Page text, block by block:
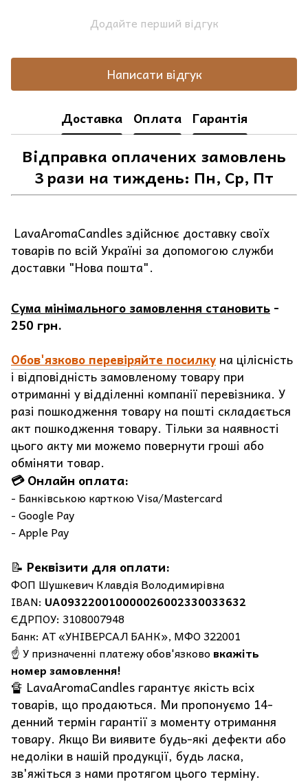
Додайте перший відгук
Написати відгук
Доставка Оплата Гарантія
Відправка оплачених замовлень
3 рази на тиждень: Пн, Ср, Пт
LavaAromaCandles здійснює доставку своїх
товарів по всій Україні за допомогою служби
доставки "Нова пошта".
Сума мінімального замовлення становить -
250 грн.
Обов'язково перевіряйте посилку на цілісність
і відповідність замовленому товару при
отриманні у відділенні компанії перевізника. У
разі пошкодження товару на пошті складається
акт пошкодження товару. Тільки за наявності
цього акту ми можемо повернути гроші або
обміняти товар.
💳 Онлайн оплата:
- Банківською карткою Visa/Mastercard
- Google Pay
- Apple Pay
📝 Реквізити для оплати:
ФОП Шушкевич Клавдія Володимирівна
IBAN: UA093220010000026002330033632
ЄДРПОУ: 3108007948
Банк: АТ «УНІВЕРСАЛ БАНК», МФО 322001
☝️ У призначенні платежу обов'язково вкажіть
номер замовлення!
🔏 LavaAromaCandles гарантує якість всіх
товарів, що продаються. Ми пропонуємо 14-
денний термін гарантії з моменту отримання
товару. Якщо Ви виявите будь-які дефекти або
недоліки в нашій продукції, будь ласка,
зв'яжіться з нами протягом цього терміну.